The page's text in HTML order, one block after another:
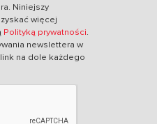
Niniejszy
więcej
Polityką prywatności.
newslettera w
na dole każdego